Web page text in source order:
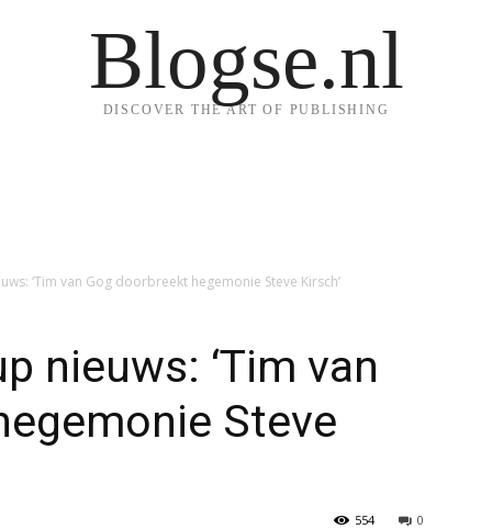
Blogse.nl
DISCOVER THE ART OF PUBLISHING
‘Tim van Gog doorbreekt hegemonie Steve Kirsch’
nieuws: ‘Tim van
Steve
0
554